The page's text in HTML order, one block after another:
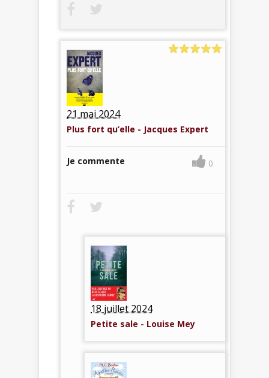
21 mai 2024
Plus fort qu’elle - Jacques Expert
Je commente 0
18 juillet 2024
Petite sale - Louise Mey